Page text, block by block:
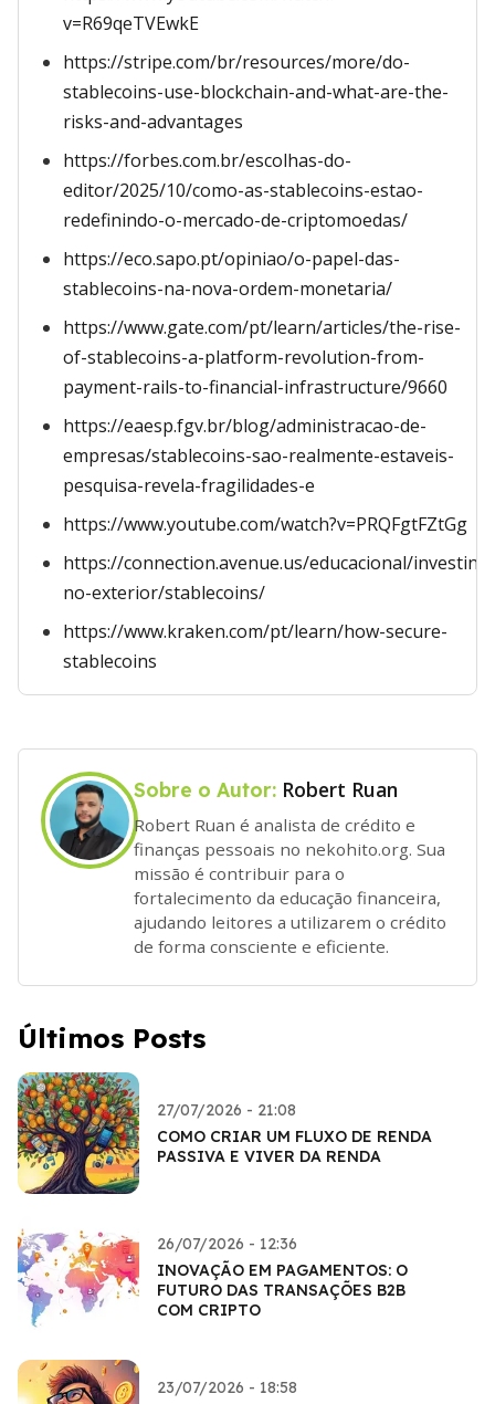
v=R69qeTVEwkE
https://stripe.com/br/resources/more/do-
stablecoins-use-blockchain-and-what-are-the-
risks-and-advantages
https://forbes.com.br/escolhas-do-
editor/2025/10/como-as-stablecoins-estao-
redefinindo-o-mercado-de-criptomoedas/
https://eco.sapo.pt/opiniao/o-papel-das-
stablecoins-na-nova-ordem-monetaria/
https://www.gate.com/pt/learn/articles/the-rise-
of-stablecoins-a-platform-revolution-from-
payment-rails-to-financial-infrastructure/9660
https://eaesp.fgv.br/blog/administracao-de-
empresas/stablecoins-sao-realmente-estaveis-
pesquisa-revela-fragilidades-e
https://www.youtube.com/watch?v=PRQFgtFZtGg
https://connection.avenue.us/educacional/
no-exterior/stablecoins/
https://www.kraken.com/pt/learn/how-secure-
stablecoins
Sobre o Autor: Robert Ruan
Robert Ruan é analista de crédito e
finanças pessoais no nekohito.org. Sua
missão é contribuir para o
fortalecimento da educação financeira,
ajudando leitores a utilizarem o crédito
de forma consciente e eficiente.
Últimos Posts
27/07/2026 - 21:08
COMO CRIAR UM FLUXO DE RENDA
PASSIVA E VIVER DA RENDA
26/07/2026 - 12:36
INOVAÇÃO EM PAGAMENTOS: O
FUTURO DAS TRANSAÇÕES B2B
COM CRIPTO
23/07/2026 - 18:58